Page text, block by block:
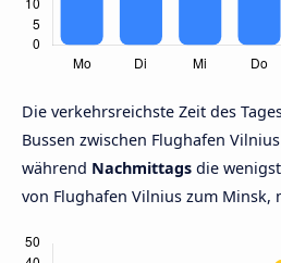
Die verkehrsreichste Zeit des
Bussen zwischen Flughafen
während Nachmittags die
von Flughafen Vilnius zum Minsk,